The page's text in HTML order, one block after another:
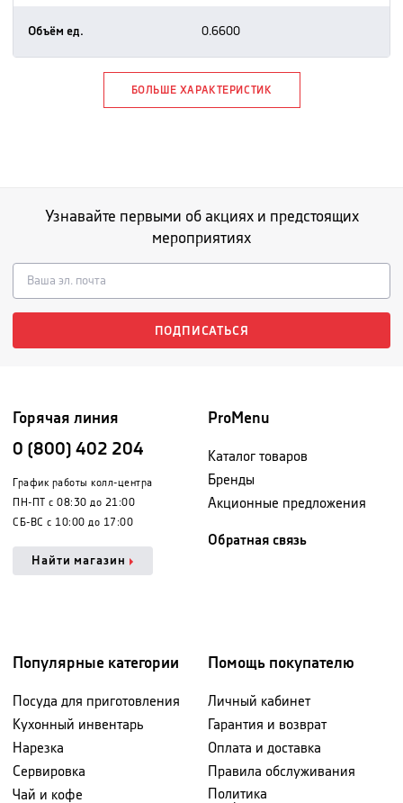
Объём ед. 0.6600
БОЛЬШЕ ХАРАКТЕРИСТИК
Узнавайте первыми об акциях и предстоящих
мероприятиях
ПОДПИСАТЬСЯ
Горячая линия
0 (800) 402 204
График работы колл-центра
ПН-ПТ с 08:30 до 21:00
СБ-ВС с 10:00 до 17:00
Найти магазин
ProMenu
Каталог товаров
Бренды
Акционные предложения
Обратная связь
Популярные категории
Посуда для приготовления
Кухонный инвентарь
Нарезка
Сервировка
Чай и кофе
Помощь покупателю
Личный кабинет
Гарантия и возврат
Оплата и доставка
Правила обслуживания
Политика